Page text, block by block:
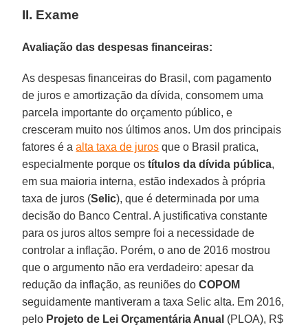
II. Exame
Avaliação das despesas financeiras:
As despesas financeiras do Brasil, com pagamento
de juros e amortização da dívida, consomem uma
parcela importante do orçamento público, e
cresceram muito nos últimos anos. Um dos principais
fatores é aalta taxa de juros que o Brasil pratica,
especialmente porque ostítulos da dívida pública,
em sua maioria interna, estão indexados à própria
taxa de juros (Selic), que é determinada por uma
decisão do Banco Central. A justificativa constante
para os juros altos sempre foi a necessidade de
controlar a inflação. Porém, o ano de 2016 mostrou
que o argumento não era verdadeiro: apesar da
redução da inflação, as reuniões doCOPOM
seguidamente mantiveram a taxa Selic alta. Em 2016,
pelo Projeto de Lei Orçamentária Anual (PLOA), R$